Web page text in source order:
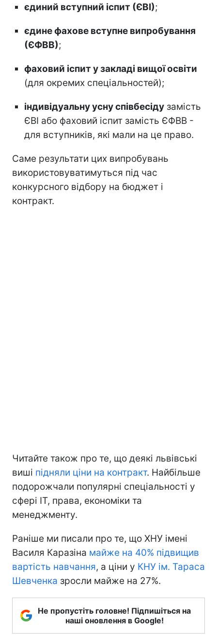
єдиний вступний іспит (ЄВІ);
єдине фахове вступне випробування
(ЄФВВ);
фаховий іспит у закладі вищої освіти
(для окремих спеціальностей);
індивідуальну усну співбесіду замість
ЄВІ або фаховий іспит замість ЄФВВ -
для вступників, які мали на це право.
Саме результати цих випробувань
використовуватимуться під час
конкурсного відбору на бюджет і
контракт.
Читайте також про те, що деякі львівські
виші підняли ціни на контракт. Найбільше
подорожчали популярні спеціальності у
сфері ІТ, права, економіки та
менеджменту.
Раніше ми писали про те, що ХНУ імені
Василя Каразіна майже на 40% підвищив
вартість навчання, а ціни у КНУ ім. Тараса
Шевченка зросли майже на 27%.
Не пропустіть головне! Підпишіться на
наші оновлення в Google!